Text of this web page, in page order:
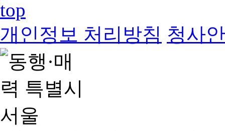
개인정보 처리방침 청사